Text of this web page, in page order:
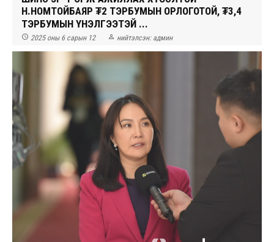
Н.НОМТОЙБАЯР ₮2 ТЭРБУМЫН ОРЛОГОТОЙ, ₮3,4
ТЭРБУМЫН ҮНЭЛГЭЭТЭЙ ...
 2025 оны 6 сарын 12  нийтэлсэн: админ